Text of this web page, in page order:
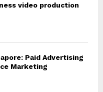
video production
Paid Advertising
Marketing